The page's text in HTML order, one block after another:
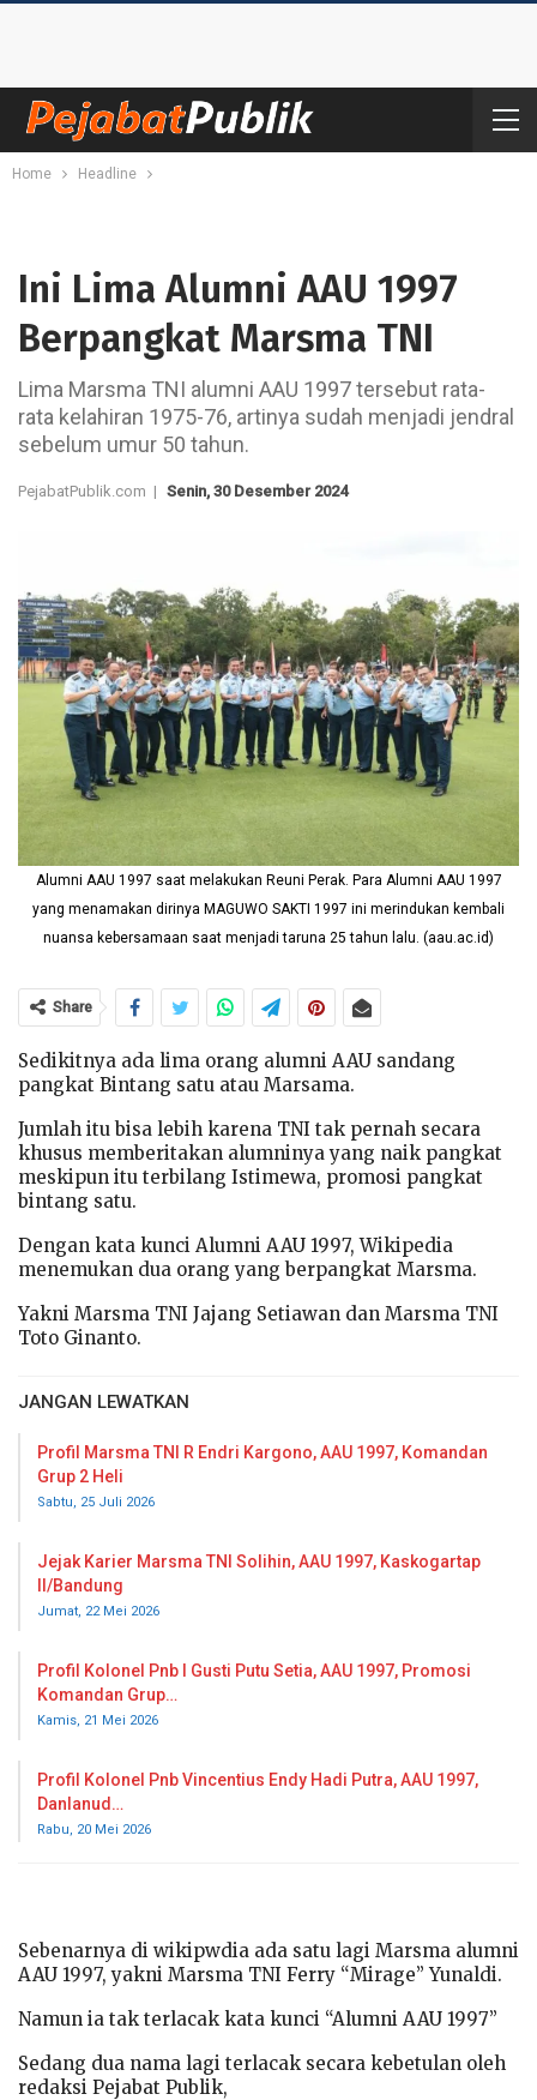
Home Headline
Ini Lima Alumni AAU 1997
Berpangkat Marsma TNI
Lima Marsma TNI alumni AAU 1997 tersebut rata-
rata kelahiran 1975-76, artinya sudah menjadi jendral
sebelum umur 50 tahun.
PejabatPublik.com | Senin, 30 Desember 2024
Alumni AAU 1997 saat melakukan Reuni Perak. Para Alumni AAU 1997
yang menamakan dirinya MAGUWO SAKTI 1997 ini merindukan kembali
nuansa kebersamaan saat menjadi taruna 25 tahun lalu. (aau.ac.id)
Share
Sedikitnya ada lima orang alumni AAU sandang
pangkat Bintang satu atau Marsama.
Jumlah itu bisa lebih karena TNI tak pernah secara
khusus memberitakan alumninya yang naik pangkat
meskipun itu terbilang Istimewa, promosi pangkat
bintang satu.
Dengan kata kunci Alumni AAU 1997, Wikipedia
menemukan dua orang yang berpangkat Marsma.
Yakni Marsma TNI Jajang Setiawan dan Marsma TNI
Toto Ginanto.
JANGAN LEWATKAN
Profil Marsma TNI R Endri Kargono, AAU 1997, Komandan
Grup 2 Heli
Sabtu, 25 Juli 2026
Jejak Karier Marsma TNI Solihin, AAU 1997, Kaskogartap
II/Bandung
Jumat, 22 Mei 2026
Profil Kolonel Pnb I Gusti Putu Setia, AAU 1997, Promosi
Komandan Grup…
Kamis, 21 Mei 2026
Profil Kolonel Pnb Vincentius Endy Hadi Putra, AAU 1997,
Danlanud…
Rabu, 20 Mei 2026
Sebenarnya di wikipwdia ada satu lagi Marsma alumni
AAU 1997, yakni Marsma TNI Ferry “Mirage” Yunaldi.
Namun ia tak terlacak kata kunci “Alumni AAU 1997”
Sedang dua nama lagi terlacak secara kebetulan oleh
redaksi Pejabat Publik,